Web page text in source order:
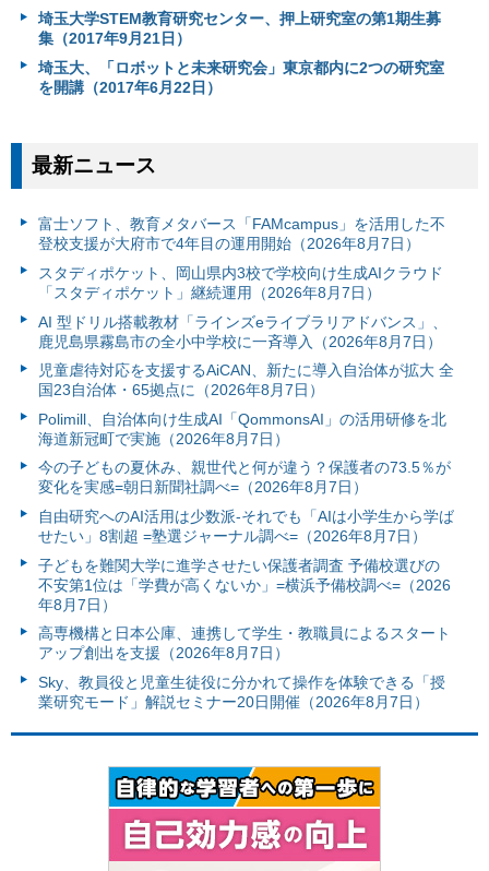
埼玉大学STEM教育研究センター、押上研究室の第1期生募
集（2017年9月21日）
埼玉大、「ロボットと未来研究会」東京都内に2つの研究室
を開講（2017年6月22日）
最新ニュース
富⼠ソフト、教育メタバース「FAMcampus」を活用した不
登校支援が大府市で4年目の運用開始（2026年8月7日）
スタディポケット、岡山県内3校で学校向け生成AIクラウド
「スタディポケット」継続運用（2026年8月7日）
AI 型ドリル搭載教材「ラインズeライブラリアドバンス」、
鹿児島県霧島市の全小中学校に一斉導入（2026年8月7日）
児童虐待対応を支援するAiCAN、新たに導入自治体が拡大 全
国23自治体・65拠点に（2026年8月7日）
Polimill、自治体向け生成AI「QommonsAI」の活用研修を北
海道新冠町で実施（2026年8月7日）
今の子どもの夏休み、親世代と何が違う？保護者の73.5％が
変化を実感=朝日新聞社調べ=（2026年8月7日）
自由研究へのAI活用は少数派-それでも「AIは小学生から学ば
せたい」8割超 =塾選ジャーナル調べ=（2026年8月7日）
子どもを難関大学に進学させたい保護者調査 予備校選びの
不安第1位は「学費が高くないか」=横浜予備校調べ=（2026
年8月7日）
高専機構と日本公庫、連携して学生・教職員によるスタート
アップ創出を支援（2026年8月7日）
Sky、教員役と児童生徒役に分かれて操作を体験できる「授
業研究モード」解説セミナー20日開催（2026年8月7日）